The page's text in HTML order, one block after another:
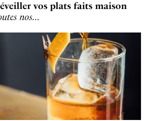
vos plats faits maison
nos…